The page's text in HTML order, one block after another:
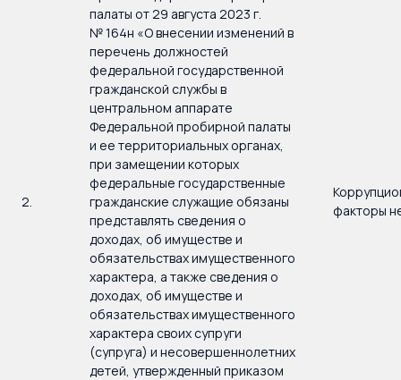
2.
палаты от 29 августа 2023 г.
№ 164н «О внесении изменений в
перечень должностей
федеральной государственной
гражданской службы в
центральном аппарате
Федеральной пробирной палаты
и ее территориальных органах,
при замещении которых
федеральные государственные
гражданские служащие обязаны
представлять сведения о
доходах, об имуществе и
обязательствах имущественного
характера, а также сведения о
доходах, об имуществе и
обязательствах имущественного
характера своих супруги
(супруга) и несовершеннолетних
детей, утвержденный приказом
факторы